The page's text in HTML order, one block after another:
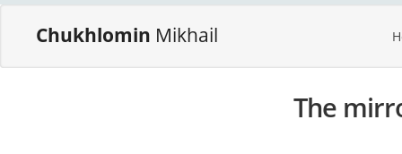
Chukhlomin Mikhail
The